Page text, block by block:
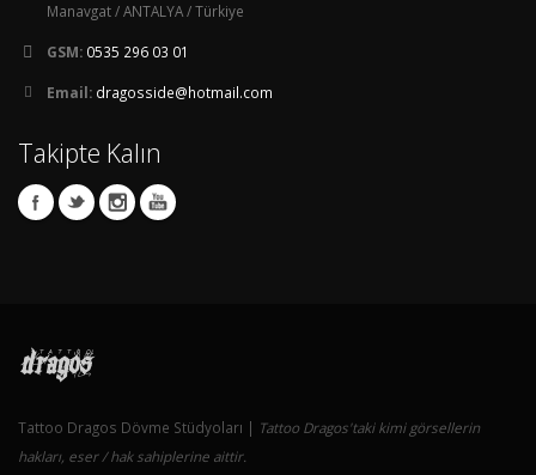
Manavgat / ANTALYA / Türkiye
GSM: 0535 296 03 01
Email: dragosside@hotmail.com
Takipte Kalın
Tattoo Dragos Dövme Stüdyoları | Tattoo Dragos'taki kimi görsellerin
hakları, eser / hak sahiplerine aittir.